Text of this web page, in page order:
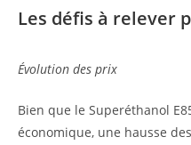
Les défis à relever
Évolution des prix
Bien que le Superéthanol
économique, une hausse